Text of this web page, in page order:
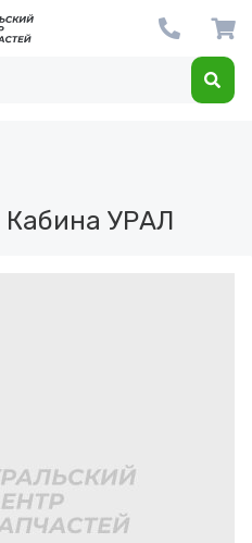
Кабина УРАЛ